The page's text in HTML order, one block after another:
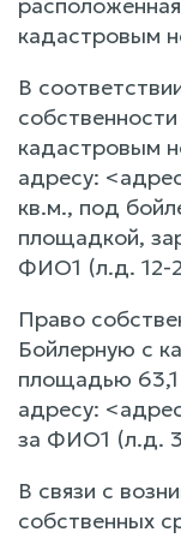
кадастровым
В
кадастровым
адресу:
кв.м., под
площадкой,
ФИО1 (л.д. 12-
Право
Бойлерную с
площадью
адресу:
за ФИО1 (л.д.
В связи с
собственных